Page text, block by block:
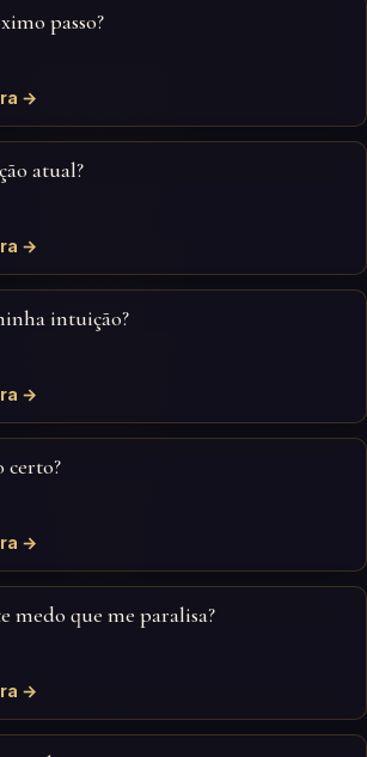
passo?
→
atual?
→
intuição?
→
certo?
→
medo que me paralisa?
→